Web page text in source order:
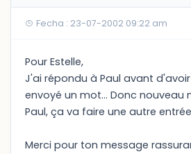
Fecha : 23-07-2002 09:22 am
Pour Estelle,
J'ai répondu à Paul avant
envoyé un mot... Donc nouveau
Paul, ça va faire une autre
Merci pour ton message